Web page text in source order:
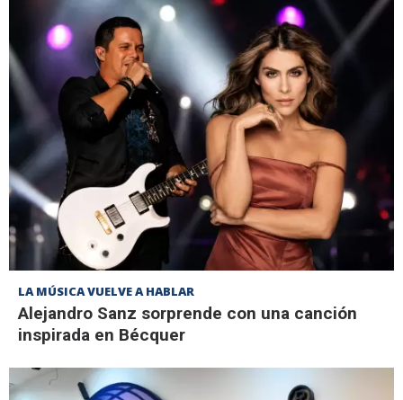
LA MÚSICA VUELVE A HABLAR
Alejandro Sanz sorprende con una canción
inspirada en Bécquer